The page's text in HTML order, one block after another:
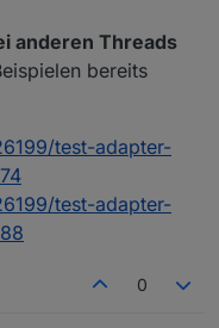
Widget ?
Widget ?
anderen Threads
bereits
test-adapter-
test-adapter-
0